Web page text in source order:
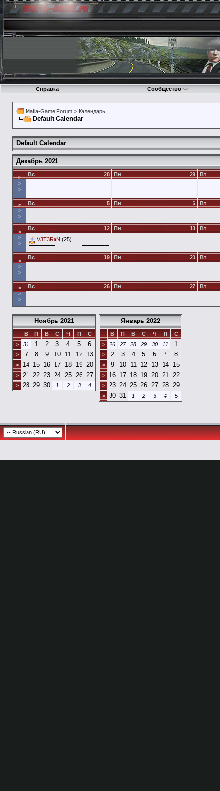
Справка Сообщество
Mafia-Game Forum > Календарь
Default Calendar
Default Calendar
Декабрь 2021
>
>
>
28
Вс 29
Пн Вт
>
>
>
5
Вс 6
Пн Вт
>
>
>
12
Вс
V3T3RaN (25)
13
Пн Вт
>
>
>
19
Вс 20
Пн Вт
>
>
>
26
Вс 27
Пн Вт
Ноябрь 2021
В П В С Ч П
С
>
31 1 2 3 4 5 6
> 7 8 9 10 11 12 13
> 14 15 16 17 18 19 20
> 21 22 23 24 25 26 27
> 28 29 30 1 2 3 4
Январь 2022
В П В С Ч П
С
>
26 27 28 29 30 31 1
> 2 3 4 5 6 7 8
> 9 10 11 12 13 14 15
> 16 17 18 19 20 21 22
> 23 24 25 26 27 28 29
> 30 31 1 2 3 4 5